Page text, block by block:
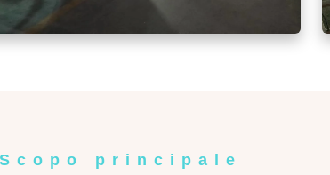
Scopo principale